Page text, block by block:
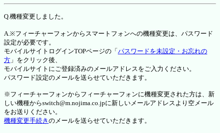
Q.機種変更しました。
A.※フィーチャーフォンからスマートフォンへの機種変更は、パスワード
設定が必要です。
モバイルサイトログインTOPページの「 パスワードを未設定・お忘れの
方 」をクリック後、
モバイルサイトにご登録済みのメールアドレスをご入力ください。
パスワード設定のメールを送らせていただきます。
※フィーチャーフォンからフィーチャーフォンに機種変更された方は、新
しい機種からswitch@m.nojima.co.jpに新しいメールアドレスより空メール
をお送りください。
機種変更手続き のメールを送らせていただきます。